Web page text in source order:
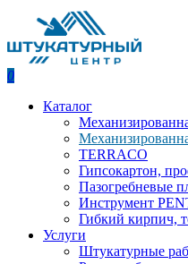
0
Каталог
TERRACO
Гипсокартон,
Пазогребневые
Инструмент
Гибкий кирпич,
Услуги
Штукатурные